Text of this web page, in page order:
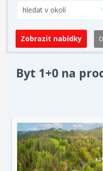
hledat v okolí
Byt 1+0 na